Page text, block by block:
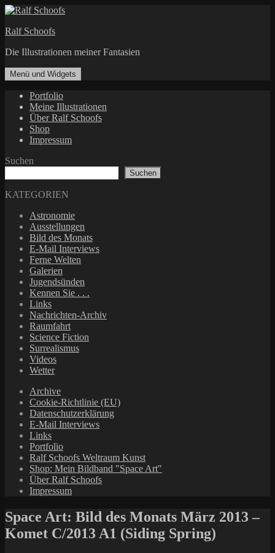
Zum
springen
Ralf Schoofs
Die Illustrationen meiner Fantasien
Menü und Widgets
Portfolio
Meine Illustrationen
Über Ralf Schoofs
Shop
Impressum
Suchen
Suchen
KATEGORIEN
Astronomie
Ausstellungen
Bild des Monats
E-Mail Interviews
Ferne Welten
Galerien
Jugendsünden
Kennen Sie . . .
Links
Nachrichten-Archiv
Raumfahrt
Science Fiction
Surrealismus
Videos
Wetter
Archive
Cookie-Richtlinie (EU)
Datenschutzerklärung
E-Mail Interviews
Links
Portfolio
Ralf Schoofs Weltraum Kunst
Shop: Mein Bildband "Space Art"
Über Ralf Schoofs
Impressum
Space Art: Bild des Monats März 2013 –
Komet C/2013 A1 (Siding Spring)